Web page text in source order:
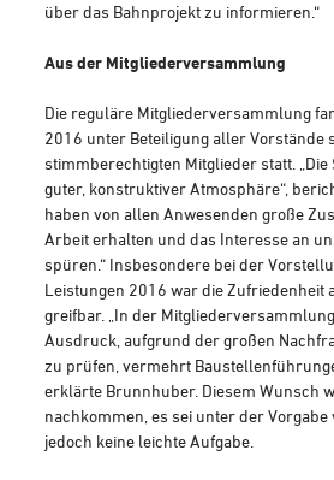
über das Bahnprojekt zu informieren.“
Aus der Mitgliederversammlung
Die reguläre Mitgliederversammlung
2016 unter Beteiligung aller Vorstände
stimmberechtigten Mitglieder statt.
guter, konstruktiver Atmosphäre“,
haben von allen Anwesenden große
Arbeit erhalten und das Interesse an
spüren.“ Insbesondere bei der
Leistungen 2016 war die Zufriedenheit
greifbar. „In der
Ausdruck, aufgrund der großen
zu prüfen, vermehrt
erklärte Brunnhuber. Diesem Wunsch
nachkommen, es sei unter der
jedoch keine leichte Aufgabe.